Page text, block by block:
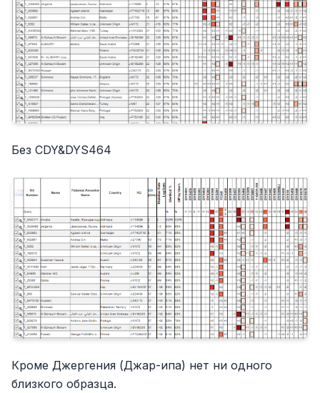
Без CDY&DYS464
Кроме Джергения (Джар-ипа) нет ни одного
близкого образца.